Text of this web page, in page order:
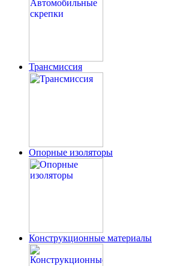
Трансмиссия
Опорные изоляторы
Конструкционные материалы